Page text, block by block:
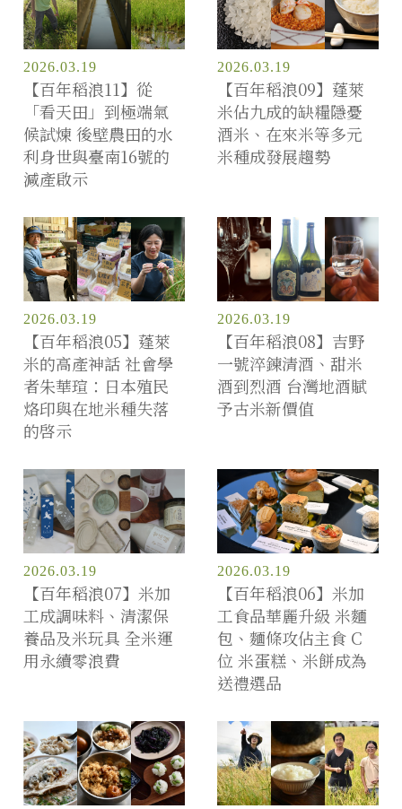
2026.03.19
【百年稻浪11】從
「看天田」到極端氣
候試煉 後壁農田的水
利身世與臺南16號的
減產啟示
2026.03.19
【百年稻浪09】蓬萊
米佔九成的缺糧隱憂
酒米、在來米等多元
米種成發展趨勢
2026.03.19
【百年稻浪05】蓬萊
米的高產神話 社會學
者朱華瑄：日本殖民
烙印與在地米種失落
的啓示
2026.03.19
【百年稻浪08】吉野
一號淬鍊清酒、甜米
酒到烈酒 台灣地酒賦
予古米新價值
2026.03.19
【百年稻浪07】米加
工成調味料、清潔保
養品及米玩具 全米運
用永續零浪費
2026.03.19
【百年稻浪06】米加
工食品華麗升級 米麵
包、麵條攻佔主食 C
位 米蛋糕、米餅成為
送禮選品